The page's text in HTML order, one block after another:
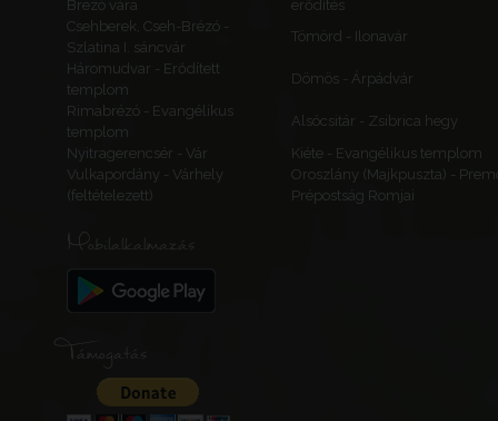
Brezó vára
erődítés
Csehberek, Cseh-Brézó -
Szlatina I. sáncvár
Tömörd - Ilonavár
Háromudvar - Erődített
templom
Dömös - Árpádvár
Rimabrézó - Evangélikus
templom
Alsócsitár - Zsibrica hegy
Nyitragerencsér - Vár
Kiéte - Evangélikus templom
Vulkapordány - Várhely
(feltételezett)
Oroszlány (Majkpuszta) -
Prépostság Romjai
Mobilalkalmazás
Támogatás